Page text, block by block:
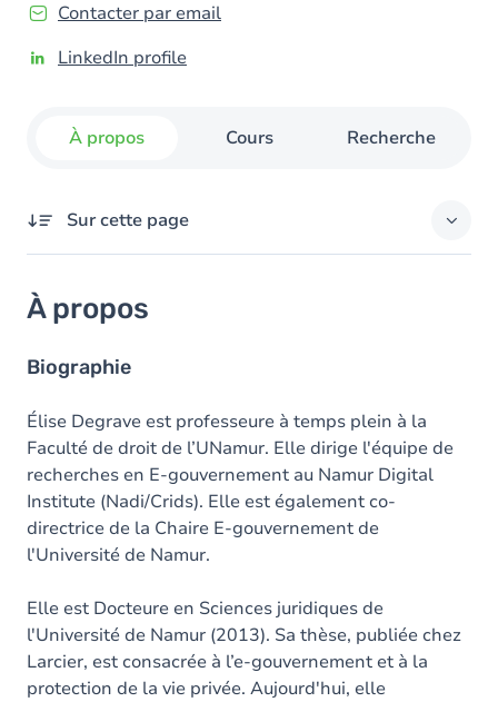
Contacter par email
LinkedIn profile
À propos Cours Recherche
Sur cette page
Domaines d'expertises
Responsabilités externes
Diplômes
Prix
À propos
Biographie
Élise Degrave est professeure à temps plein à la
Faculté de droit de l’UNamur. Elle dirige l'équipe de
recherches en E-gouvernement au Namur Digital
Institute (Nadi/Crids). Elle est également co-
directrice de la Chaire E-gouvernement de
l'Université de Namur.
Elle est Docteure en Sciences juridiques de
l'Université de Namur (2013). Sa thèse, publiée chez
Larcier, est consacrée à l’e-gouvernement et à la
protection de la vie privée. Aujourd'hui, elle